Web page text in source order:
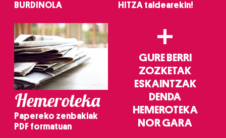
BURDINOLA
HITZA taldearekin!
Hemeroteka
Papereko zenbakiak
PDF formatuan
+
GURE BERRI
ZOZKETAK
ESKAINTZAK
DENDA
HEMEROTEKA
NOR GARA